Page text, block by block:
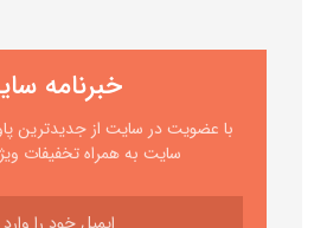
خبرنامه
با عضویت در سایت از جدیدترین
سایت به همراه تخفیفات